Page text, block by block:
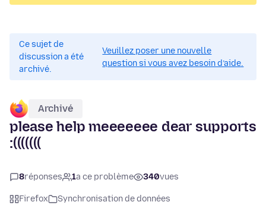
Ce sujet de
discussion a été
archivé.
Veuillez poser une nouvelle
question si vous avez besoin d’aide.
Archivé
please help meeeeeee dear supports
:(((((((
8réponses 1a ce problème 340vues
Firefox
Synchronisation de données